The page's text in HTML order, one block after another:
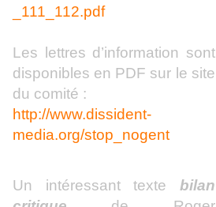
_111_112.pdf
Les lettres d’information sont
disponibles en PDF sur le site
du comité :
http://www.dissident-
media.org/stop_nogent
Un intéressant texte bilan